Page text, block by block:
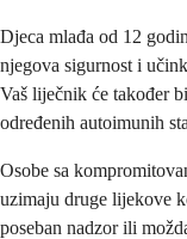
Djeca mlađa od 12
njegova sigurnost i
Vaš liječnik će također
određenih autoimunih
Osobe sa
uzimaju druge lijekove
poseban nadzor ili